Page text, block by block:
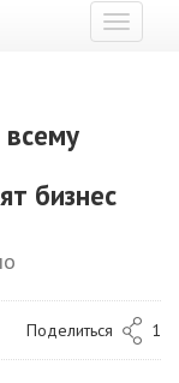
Показать
меню
бизнес
Поделиться 1